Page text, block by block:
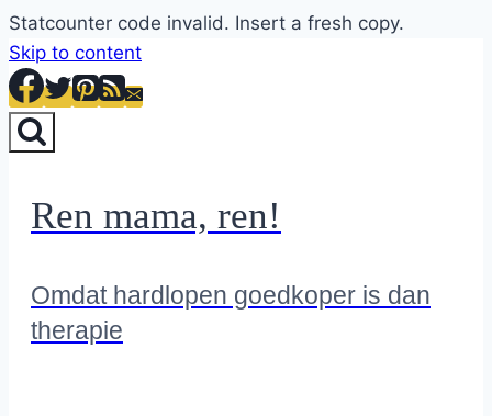
Statcounter code invalid. Insert a fresh copy.
Skip to content
Ren mama, ren!
Omdat hardlopen goedkoper is dan
therapie